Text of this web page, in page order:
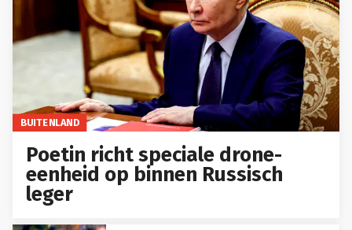
BUITENLAND
Poetin richt speciale drone-
eenheid op binnen Russisch
leger